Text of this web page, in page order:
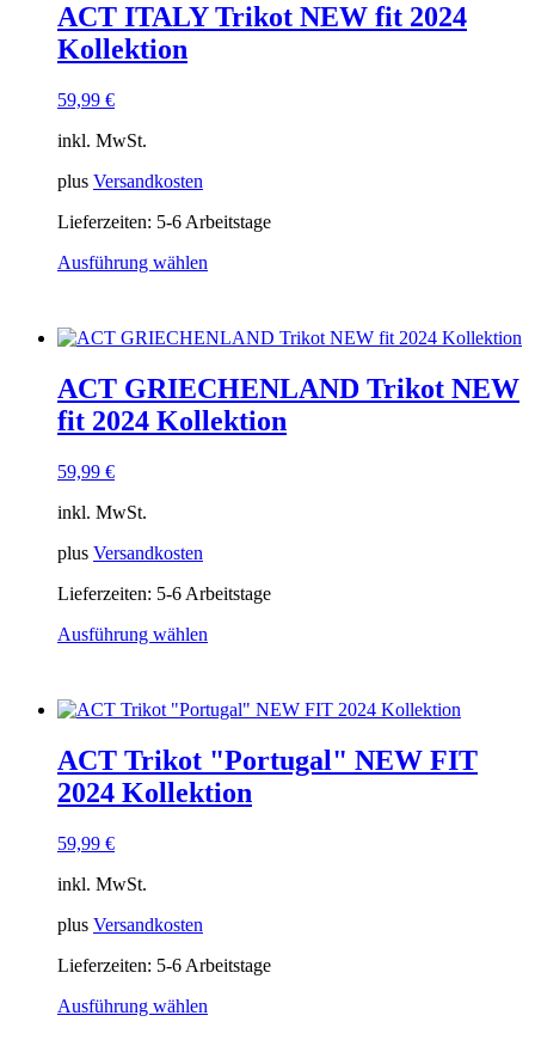
auf.
Die
Optionen
auf
Produktseite
werden
ACT ITALY Trikot NEW fit 2024
Kollektion
59,99 €
inkl. MwSt.
plus Versandkosten
Lieferzeiten: 5-6 Arbeitstage
Ausführung wählen
weist
mehrere
auf.
Die
Optionen
auf
Produktseite
werden
ACT GRIECHENLAND Trikot NEW
fit 2024 Kollektion
59,99 €
inkl. MwSt.
plus Versandkosten
Lieferzeiten: 5-6 Arbeitstage
Ausführung wählen
weist
mehrere
auf.
Die
Optionen
auf
Produktseite
werden
ACT Trikot "Portugal" NEW FIT
2024 Kollektion
59,99 €
inkl. MwSt.
plus Versandkosten
Lieferzeiten: 5-6 Arbeitstage
Ausführung wählen